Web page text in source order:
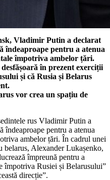
Vladimir Putin a declarat
îndeaproape pentru a atenua
împotriva ambelor țări.
în prezent exerciții
și că Rusia și Belarus
vor crea un spațiu de
rus Vladimir Putin a
îndeaproape pentru a atenua
ambelor țări. În cadrul unei
belarus, Alexander Lukașenko,
împreună pentru a
împotriva Rusiei și Belarusului”
direcție”.